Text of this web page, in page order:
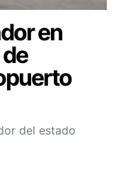
en
del estado